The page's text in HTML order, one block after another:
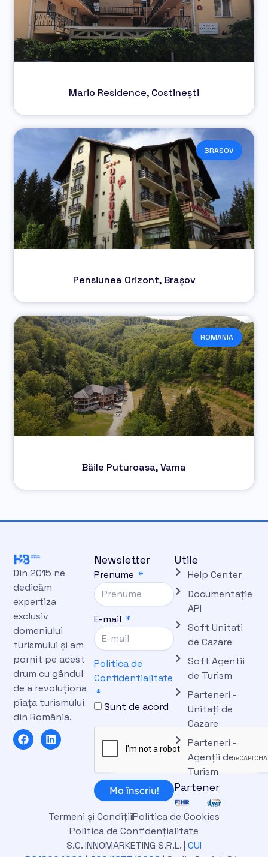
Mario Residence, Costinești
BRASOV
Pensiunea Orizont, Brașov
ROMANIA
Băile Puturoasa, Vama
Din 2015 ne
dedicăm
expertiza
exclusiv
domeniului
turismului și am
pornit pe acest
drum cu gândul
de a revoluționa
piața turismului
din România.
F
a
L
i
Newsletter
Prenume
E-mail
Politica de
Confidentialitate
Sunt de acord
Ma înscriu!
Utile
Help Center
Documentație
API
Soft Unitati
de Cazare
Soft Agentii
de Turism
Parteneri -
Unitați de
Cazare
Parteneri -
Agenții de
Turism
Partener
Termeni și CondițiiPolitica de Cookies
Politica de Confidențialitate
S.C. INNOMARKETING S.R.L. | CUI